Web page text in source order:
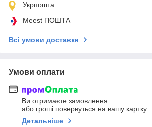
Укрпошта
Meest ПОШТА
Всі умови доставки
Умови оплати
Ви отримаєте замовлення
або гроші повернуться на вашу картку
Детальніше